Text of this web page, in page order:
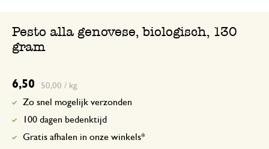
Pesto alla genovese, biologisch, 130
gram
6,50 50,00 / kg
Zo snel mogelijk verzonden
100 dagen bedenktijd
Gratis afhalen in onze winkels*